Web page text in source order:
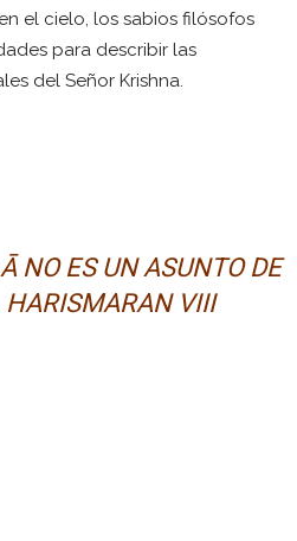
el cielo, los sabios filósofos
para describir las
del Señor Krishna.
NO ES UN ASUNTO DE
HARISMARAN VIII